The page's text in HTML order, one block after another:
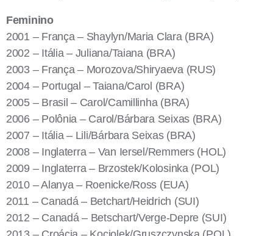
Feminino
2001 – França – Shaylyn/Maria Clara (BRA)
2002 – Itália – Juliana/Taiana (BRA)
2003 – França – Morozova/Shiryaeva (RUS)
2004 – Portugal – Taiana/Carol (BRA)
2005 – Brasil – Carol/Camillinha (BRA)
2006 – Polônia – Carol/Bárbara Seixas (BRA)
2007 – Itália – Lili/Bárbara Seixas (BRA)
2008 – Inglaterra – Van Iersel/Remmers (HOL)
2009 – Inglaterra – Brzostek/Kolosinka (POL)
2010 – Alanya – Roenicke/Ross (EUA)
2011 – Canadá – Betchart/Heidrich (SUI)
2012 – Canadá – Betschart/Verge-Depre (SUI)